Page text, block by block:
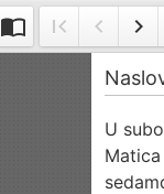
import_contacts
Dvije
first_page
Prva
stranica
navigate_before
stranica
navigate_next
U